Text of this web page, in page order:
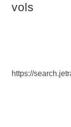
vols
https://